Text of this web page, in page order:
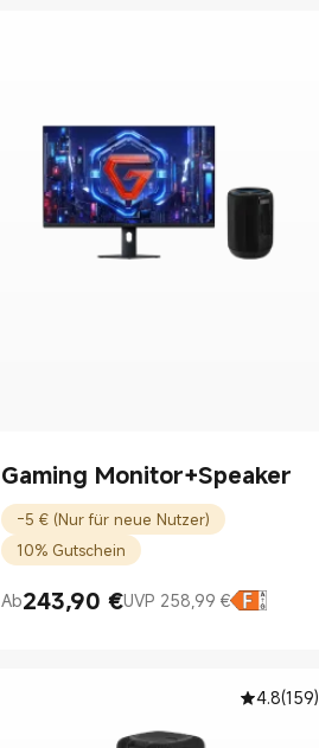
Gaming Monitor+Speaker
-5 € (Nur für neue Nutzer)
10% Gutschein
Ab243,90 €
Current Price €243.90UVP 258,99 €
UVP 258,99 €
4.8(159)